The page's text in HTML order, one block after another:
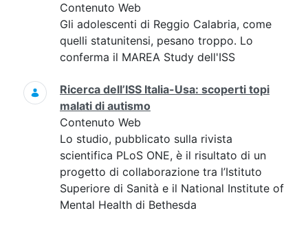
Contenuto Web
Gli adolescenti di Reggio Calabria, come
quelli statunitensi, pesano troppo. Lo
conferma il MAREA Study dell'ISS
Ricerca dell’ISS Italia-Usa: scoperti topi
malati di autismo
Contenuto Web
Lo studio, pubblicato sulla rivista
scientifica PLoS ONE, è il risultato di un
progetto di collaborazione tra l’Istituto
Superiore di Sanità e il National Institute of
Mental Health di Bethesda